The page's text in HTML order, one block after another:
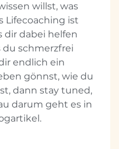
willst, was
Lifecoaching ist
dir dabei helfen
du schmerzfrei
endlich ein
gönnst, wie du
dann stay tuned,
darum geht es in